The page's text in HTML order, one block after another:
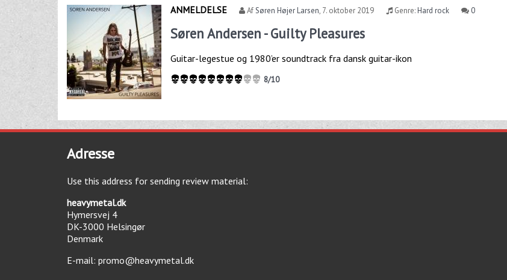
ANMELDELSE
AfSøren Højer Larsen, 7. oktober 2019 Genre:Hard rock 0
Søren Andersen - Guilty Pleasures
Guitar-legestue og 1980’er soundtrack fra dansk guitar-ikon
8/10
Adresse
Use this address for sending review material:
heavymetal.dk
Hymersvej 4
DK-3000 Helsingør
Denmark
E-mail: promo@heavymetal.dk